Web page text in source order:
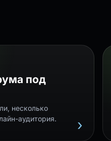
под
несколько
аудитория.